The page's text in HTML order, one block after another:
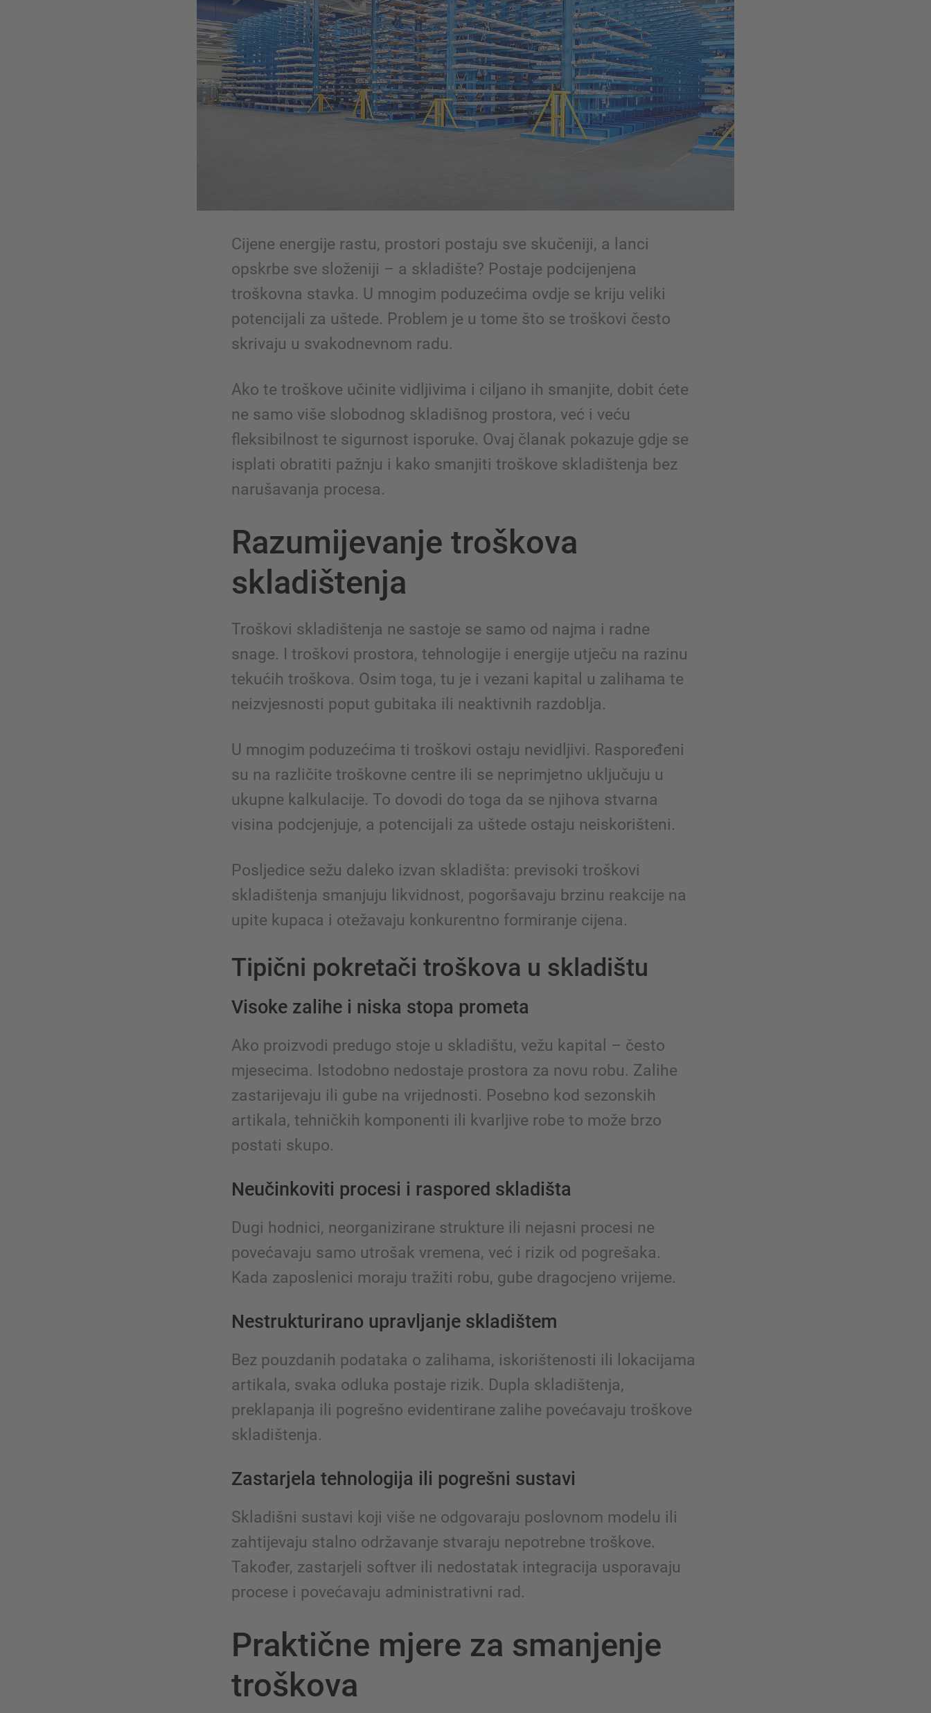
Cijene energije rastu, prostori postaju sve skučeniji, a lanci
opskrbe sve složeniji – a skladište? Postaje podcijenjena
troškovna stavka. U mnogim poduzećima ovdje se kriju veliki
potencijali za uštede. Problem je u tome što se troškovi često
skrivaju u svakodnevnom radu.
Ako te troškove učinite vidljivima i ciljano ih smanjite, dobit ćete
ne samo više slobodnog skladišnog prostora, već i veću
fleksibilnost te sigurnost isporuke. Ovaj članak pokazuje gdje se
isplati obratiti pažnju i kako smanjiti troškove skladištenja bez
narušavanja procesa.
Razumijevanje troškova
skladištenja
Troškovi skladištenja ne sastoje se samo od najma i radne
snage. I troškovi prostora, tehnologije i energije utječu na razinu
tekućih troškova. Osim toga, tu je i vezani kapital u zalihama te
neizvjesnosti poput gubitaka ili neaktivnih razdoblja.
U mnogim poduzećima ti troškovi ostaju nevidljivi. Raspoređeni
su na različite troškovne centre ili se neprimjetno uključuju u
ukupne kalkulacije. To dovodi do toga da se njihova stvarna
visina podcjenjuje, a potencijali za uštede ostaju neiskorišteni.
Posljedice sežu daleko izvan skladišta: previsoki troškovi
skladištenja smanjuju likvidnost, pogoršavaju brzinu reakcije na
upite kupaca i otežavaju konkurentno formiranje cijena.
Tipični pokretači troškova u skladištu
Visoke zalihe i niska stopa prometa
Ako proizvodi predugo stoje u skladištu, vežu kapital – često
mjesecima. Istodobno nedostaje prostora za novu robu. Zalihe
zastarijevaju ili gube na vrijednosti. Posebno kod sezonskih
artikala, tehničkih komponenti ili kvarljive robe to može brzo
postati skupo.
Neučinkoviti procesi i raspored skladišta
Dugi hodnici, neorganizirane strukture ili nejasni procesi ne
povećavaju samo utrošak vremena, već i rizik od pogrešaka.
Kada zaposlenici moraju tražiti robu, gube dragocjeno vrijeme.
Nestrukturirano upravljanje skladištem
Bez pouzdanih podataka o zalihama, iskorištenosti ili lokacijama
artikala, svaka odluka postaje rizik. Dupla skladištenja,
preklapanja ili pogrešno evidentirane zalihe povećavaju troškove
skladištenja.
Zastarjela tehnologija ili pogrešni sustavi
Skladišni sustavi koji više ne odgovaraju poslovnom modelu ili
zahtijevaju stalno održavanje stvaraju nepotrebne troškove.
Također, zastarjeli softver ili nedostatak integracija usporavaju
procese i povećavaju administrativni rad.
Praktične mjere za smanjenje
troškova